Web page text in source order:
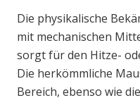
Die physikalische
mit mechanischen
sorgt für den Hitze-
Die herkömmliche
Bereich, ebenso wie